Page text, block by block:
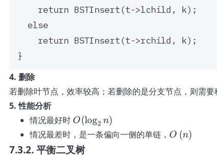
return BSTInsert(t->lchild , k);
else
return BSTInsert(t->rchild , k);
}
4. 删除
若删除叶节点，效率较高；若删除的是分支节点，则需要
5. 性能分析
情况最好时 O(\log_2
n)
O(log2 n)
情况最差时，是一条偏向一侧的单链， O (n)
7.3.2. 平衡二叉树